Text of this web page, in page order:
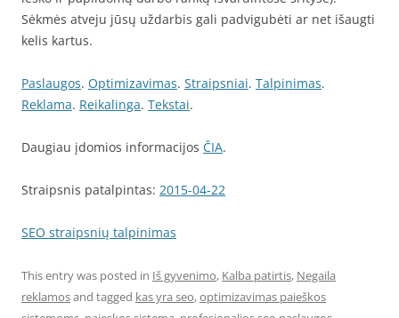
Sėkmės atveju jūsų uždarbis gali padvigubėti ar net išaugti
kelis kartus.
Paslaugos. Optimizavimas. Straipsniai. Talpinimas.
Reklama. Reikalinga. Tekstai.
Daugiau įdomios informacijos ČIA.
Straipsnis patalpintas: 2015-04-22
SEO straipsnių talpinimas
This entry was posted in Iš gyvenimo, Kalba patirtis, Negaila
reklamosand tagged kas yra seo,optimizavimas paieškos